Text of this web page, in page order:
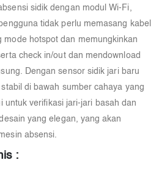
sidik dengan modul Wi-Fi,
tidak perlu memasang kabel
mode hotspot dan memungkinkan
check in/out dan mendownload
Dengan sensor sidik jari baru
di bawah sumber cahaya yang
untuk verifikasi jari-jari basah dan
yang elegan, yang akan
absensi.
: